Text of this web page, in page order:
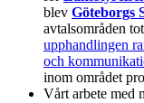
blev Göteborgs
avtalsområden
upphandlingen
och
inom området
Vårt arbete med